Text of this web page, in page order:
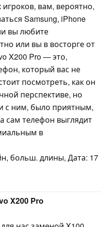
вам, вероятно,
Samsung, iPhone
вы любите
или вы в восторге от
X200 Pro — это,
который вас не
посмотреть, как он
перспективе, но
с ним, было приятным,
сам телефон выглядит
в
больш. длины, Дата: 17
X200 Pro